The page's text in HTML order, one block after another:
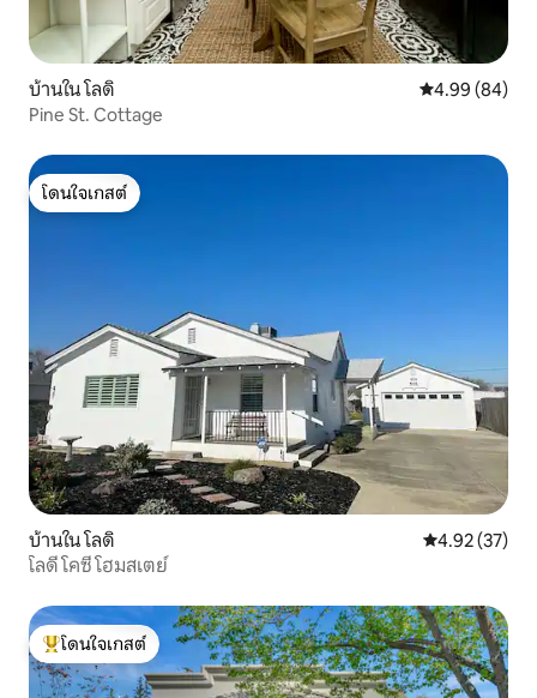
บ้านใน โลดิ คะแนนเฉลี่ย
4.99 (84)
Pine St. Cottage
โดนใจเกสต์
โดนใจเกสต์
บ้านใน โลดิ คะแนนเฉลี่ย
4.92 (37)
โลดี โคซี่ โฮมสเตย์
โดนใจเกสต์ที่สุด
โดนใจเกสต์